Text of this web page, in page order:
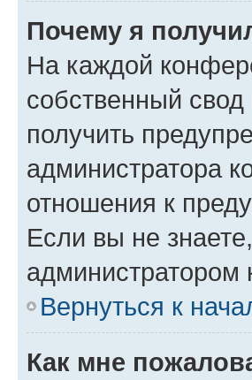
Почему я
На каждой
собственный
получить
администратора
отношения к
Если вы не
администратором
Вернуться к
Как мне